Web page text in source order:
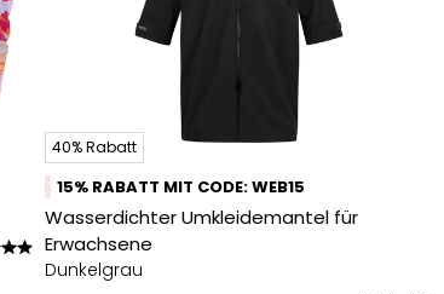
40% Rabatt
15% RABATT MIT CODE: WEB15
Wasserdichter Umkleidemantel für
Erwachsene
Dunkelgrau